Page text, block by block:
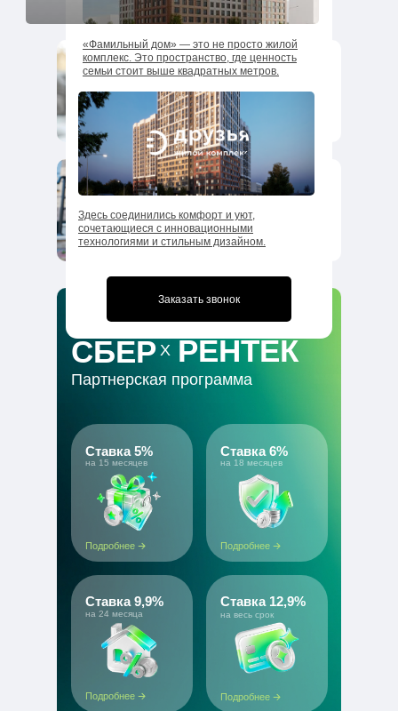
Здесь соединились комфорт и уют,
сочетающиеся с инновационными
технологиями и стильным дизайном.
«Фамильный дом» — это не просто жилой
комплекс. Это пространство, где ценность
семьи стоит выше квадратных метров.
Заказать звонок
ЖК "КИСЛОРОД"
Дом №3
Передача квартир
ЖК "ДРУЗЬЯ"
Передача квартир
на весь срок
Ставка 12,9%
Подробнее
на 24 месяца
Ставка 9,9%
Подробнее
на 18 месяцев
Ставка 6%
Подробнее
на 15 месяцев
Ставка 5%
Подробнее
Партнерская программа
РЕНТЕК
Х
СБЕР